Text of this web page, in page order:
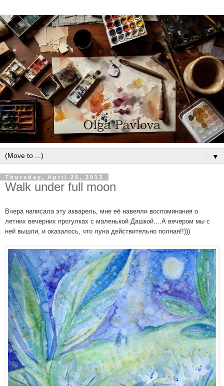
▼
Thursday, April 25, 2013
Walk under full moon
Вчера написала эту акварель, мне её навеяли воспоминания о
летних вечерних прогулках с маленькой Дашкой....А вечером мы с
ней вышли, и оказалось, что луна действительно полная!!)))